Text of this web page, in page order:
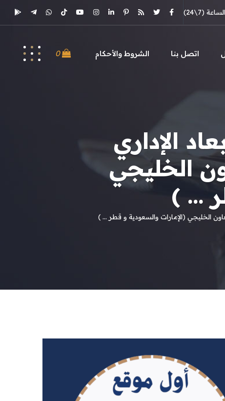
(7\24)
اتصل بنا الشروط والأحكام 0
الإداري
الخليجي
… )
الخليجي (الإمارات والسعودية و قطر … )